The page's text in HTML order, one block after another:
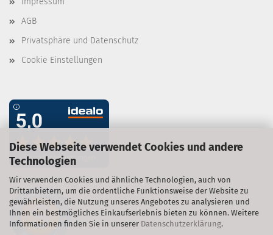
Diese Webseite verwendet Cookies und andere
Technologien
Wir verwenden Cookies und ähnliche Technologien, auch von
Drittanbietern, um die ordentliche Funktionsweise der Website zu
gewährleisten, die Nutzung unseres Angebotes zu analysieren und
Ihnen ein bestmögliches Einkaufserlebnis bieten zu können. Weitere
Informationen finden Sie in unserer Datenschutzerklärung.
AGB
Privatsphäre und Datenschutz
Cookie Einstellungen